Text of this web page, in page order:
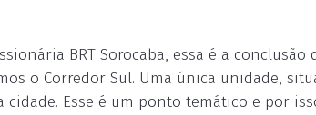
BRT Sorocaba, essa é a conclusão
o Corredor Sul. Uma única unidade,
Esse é um ponto temático e por